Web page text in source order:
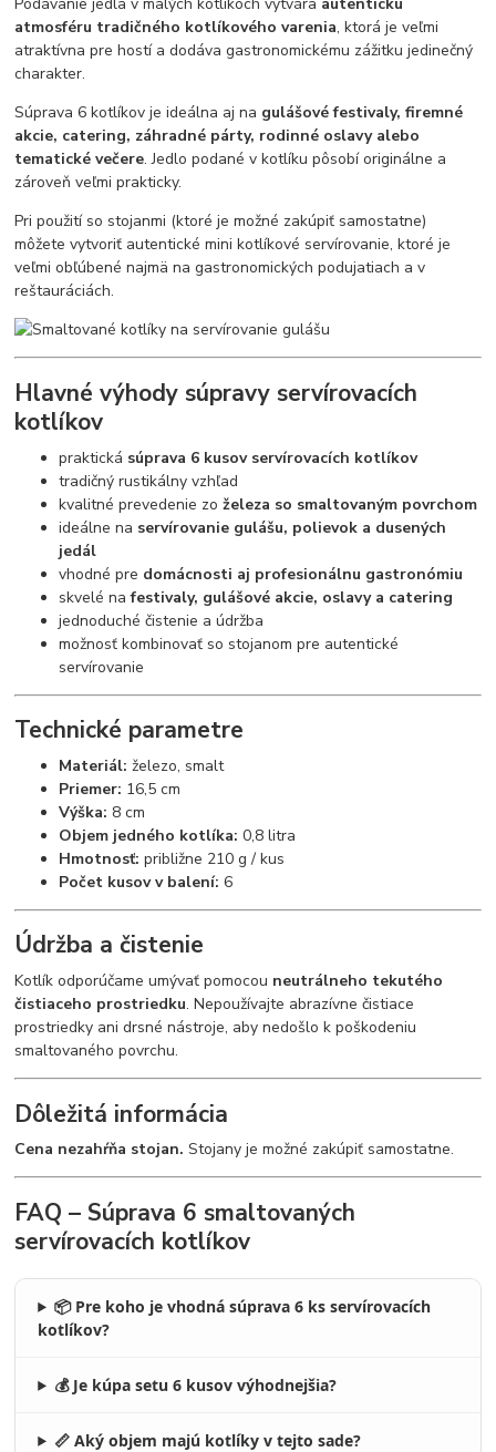
Podávanie jedla v malých kotlíkoch vytvára autentickú
atmosféru tradičného kotlíkového varenia, ktorá je veľmi
atraktívna pre hostí a dodáva gastronomickému zážitku jedinečný
charakter.
Súprava 6 kotlíkov je ideálna aj na gulášové festivaly, firemné
akcie, catering, záhradné párty, rodinné oslavy alebo
tematické večere. Jedlo podané v kotlíku pôsobí originálne a
zároveň veľmi prakticky.
Pri použití so stojanmi (ktoré je možné zakúpiť samostatne)
môžete vytvoriť autentické mini kotlíkové servírovanie, ktoré je
veľmi obľúbené najmä na gastronomických podujatiach a v
reštauráciách.
Hlavné výhody súpravy servírovacích
kotlíkov
praktická súprava 6 kusov servírovacích kotlíkov
tradičný rustikálny vzhľad
kvalitné prevedenie zoželeza so smaltovaným povrchom
ideálne na servírovanie gulášu, polievok a dusených
jedál
vhodné pre domácnosti aj profesionálnu gastronómiu
skvelé nafestivaly, gulášové akcie, oslavy a catering
jednoduché čistenie a údržba
možnosť kombinovať so stojanom pre autentické
servírovanie
Technické parametre
Materiál: železo, smalt
Priemer: 16,5 cm
Výška: 8 cm
Objem jedného kotlíka: 0,8 litra
Hmotnosť: približne 210 g / kus
Počet kusov v balení: 6
Údržba a čistenie
Kotlík odporúčame umývať pomocou neutrálneho tekutého
čistiaceho prostriedku. Nepoužívajte abrazívne čistiace
prostriedky ani drsné nástroje, aby nedošlo k poškodeniu
smaltovaného povrchu.
Dôležitá informácia
Cena nezahŕňa stojan. Stojany je možné zakúpiť samostatne.
FAQ – Súprava 6 smaltovaných
servírovacích kotlíkov
📦 Pre koho je vhodná súprava 6 ks servírovacích
kotlíkov?
💰 Je kúpa setu 6 kusov výhodnejšia?
📏 Aký objem majú kotlíky v tejto sade?